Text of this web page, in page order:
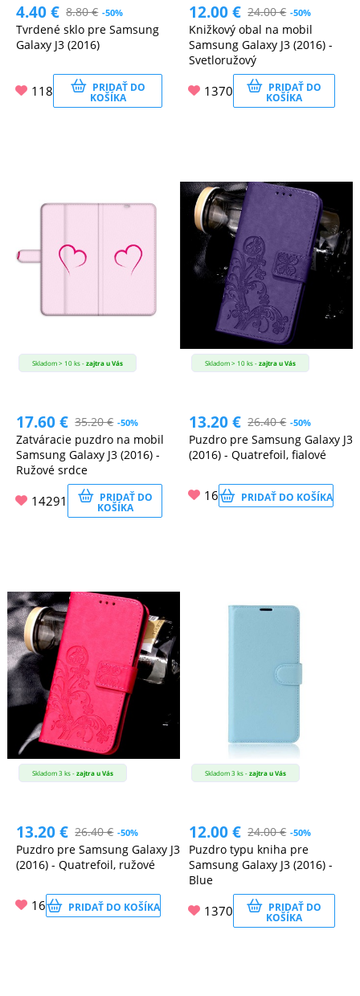
4.40€ 8.80€ -50%
Tvrdené sklo pre Samsung
Galaxy J3 (2016)
118 PRIDAŤ DO
KOŠÍKA
12.00€ 24.00€ -50%
Knižkový obal na mobil
Samsung Galaxy J3 (2016) -
Svetloružový
1370 PRIDAŤ DO
KOŠÍKA
Skladom > 10 ks -zajtra u Vás
17.60€ 35.20€ -50%
Zatváracie puzdro na mobil
Samsung Galaxy J3 (2016) -
Ružové srdce
14291 PRIDAŤ DO
KOŠÍKA
Skladom > 10 ks -zajtra u Vás
13.20€ 26.40€ -50%
Puzdro pre Samsung Galaxy J3
(2016) - Quatrefoil, fialové
16 PRIDAŤ DO KOŠÍKA
Skladom 3 ks -zajtra u Vás
13.20€ 26.40€ -50%
Puzdro pre Samsung Galaxy J3
(2016) - Quatrefoil, ružové
16 PRIDAŤ DO KOŠÍKA
Skladom 3 ks -zajtra u Vás
12.00€ 24.00€ -50%
Puzdro typu kniha pre
Samsung Galaxy J3 (2016) -
Blue
1370 PRIDAŤ DO
KOŠÍKA